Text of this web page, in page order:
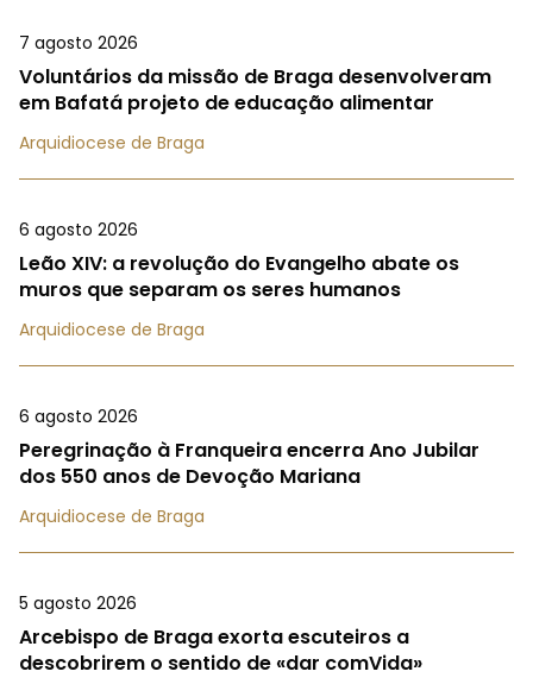
7 agosto 2026
Voluntários da missão de Braga desenvolveram
em Bafatá projeto de educação alimentar
Arquidiocese de Braga
6 agosto 2026
Leão XIV: a revolução do Evangelho abate os
muros que separam os seres humanos
Arquidiocese de Braga
6 agosto 2026
Peregrinação à Franqueira encerra Ano Jubilar
dos 550 anos de Devoção Mariana
Arquidiocese de Braga
5 agosto 2026
Arcebispo de Braga exorta escuteiros a
descobrirem o sentido de «dar comVida»